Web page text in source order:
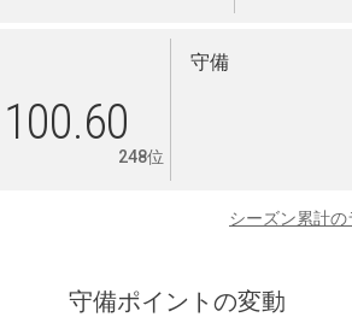
100.60
248位
守備
シーズン累計
守備ポイントの変動